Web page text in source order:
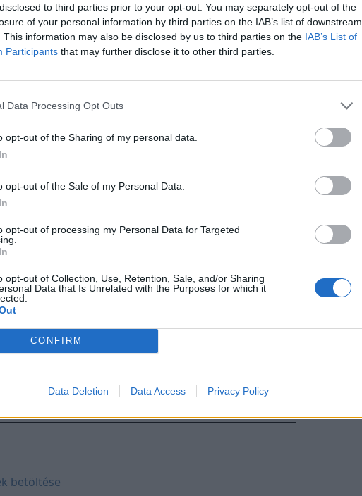
to third parties prior to your opt-out. You may separately opt-out of the
of your personal information by third parties on the IAB’s list of downstream
This information may also be disclosed by us to third parties on the IAB’s List of
Participants that may further disclose it to other third parties.
Data Processing Opt Outs
opt-out of the Sharing of my personal data.
opt-out of the Sale of my Personal Data.
opt-out of processing my Personal Data for Targeted
opt-out of Collection, Use, Retention, Sale, and/or Sharing
Data that Is Unrelated with the Purposes for which it
CONFIRM
Data Deletion Data Access Privacy Policy
után
rendőr
Szilágy
a
25
betöltése